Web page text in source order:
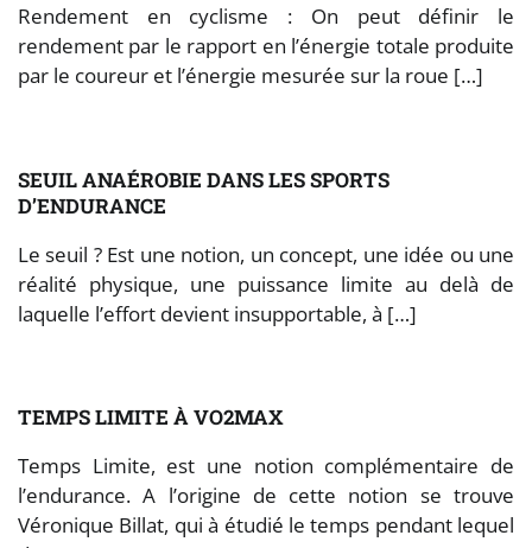
Rendement en cyclisme : On peut définir le
rendement par le rapport en l’énergie totale produite
par le coureur et l’énergie mesurée sur la roue […]
SEUIL ANAÉROBIE DANS LES SPORTS
D’ENDURANCE
Le seuil ? Est une notion, un concept, une idée ou une
réalité physique, une puissance limite au delà de
laquelle l’effort devient insupportable, à […]
TEMPS LIMITE À VO2MAX
Temps Limite, est une notion complémentaire de
l’endurance. A l’origine de cette notion se trouve
Véronique Billat, qui à étudié le temps pendant lequel